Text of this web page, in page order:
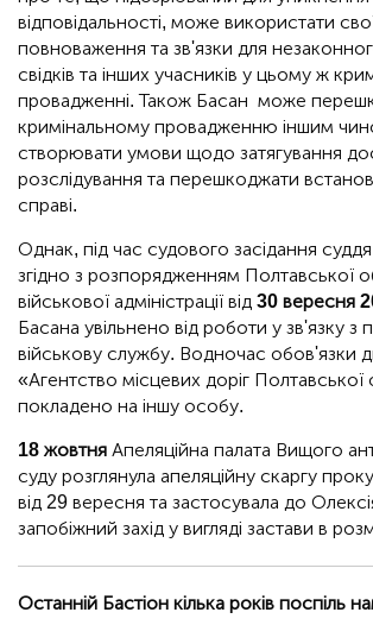
відповідальності, може використати
повноваження та зв'язки для
свідків та інших учасників у цьому ж
провадженні. Також Басан може
кримінальному провадженню іншим
створювати умови щодо затягування
розслідування та перешкоджати
справі.
Однак, під час судового засідання
згідно з розпорядженням Полтавської
військової адміністрації від 30 вересня
Басана увільнено від роботи у зв'язку з
військову службу. Водночас обов'язки
«Агентство місцевих доріг Полтавської
покладено на іншу особу.
18 жовтня Апеляційна палата Вищого
суду розглянула апеляційну скаргу
від 29 вересня та застосувала до
запобіжний захід у вигляді застави в
Останній Бастіон кілька років поспіль